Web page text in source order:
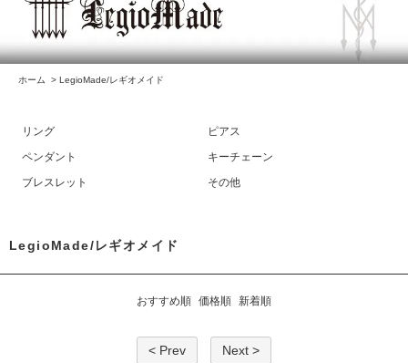
ホーム > LegioMade/レギオメイド
リング
ピアス
ペンダント
キーチェーン
ブレスレット
その他
LegioMade/レギオメイド
おすすめ順 価格順 新着順
< Prev Next >